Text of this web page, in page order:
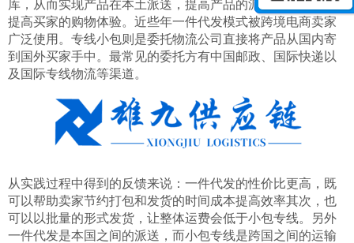
库，从而实现产品在本土派送，提高产品的派送时效的同时
提高买家的购物体验。近些年一件代发模式被跨境电商卖家
广泛使用。专线小包则是委托物流公司直接将产品从国内寄
到国外买家手中。最常见的委托方有中国邮政、国际快递以
及国际专线物流等渠道。
从实践过程中得到的反馈来说：一件代发的性价比更高，既
可以帮助卖家节约打包和发货的时间成本提高效率其次，也
可以以批量的形式发货，让整体运费会低于小包专线。另外
一件代发是本国之间的派送，而小包专线是跨国之间的运输